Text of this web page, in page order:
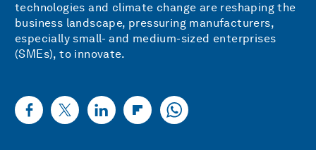
technologies and climate change are reshaping the
business landscape, pressuring manufacturers,
especially small- and medium-sized enterprises
(SMEs), to innovate.